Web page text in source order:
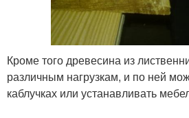
Кроме того древесина из
различным нагрузкам, и по ней
каблучках или устанавливать